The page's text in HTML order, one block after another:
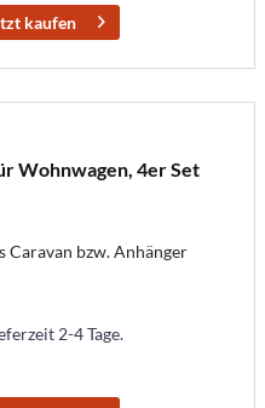
kaufen
Wohnwagen, 4er Set
Caravan bzw. Anhänger
2-4 Tage.